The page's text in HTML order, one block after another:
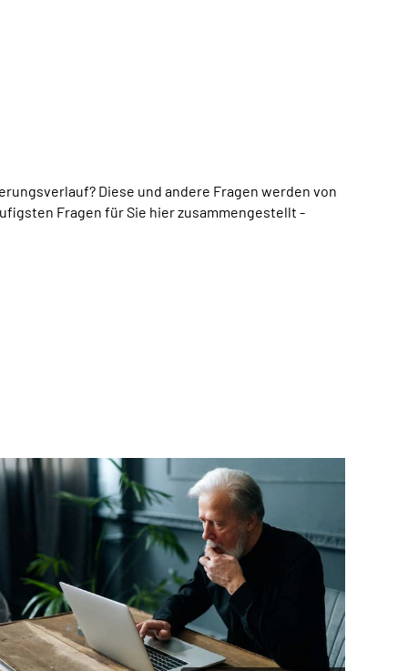
Diese und andere Fragen werden von
Fragen für Sie hier zusammengestellt -